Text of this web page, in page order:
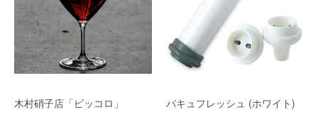
木村硝子店「ピッコロ」
バキュフレッシュ (ホワイト)